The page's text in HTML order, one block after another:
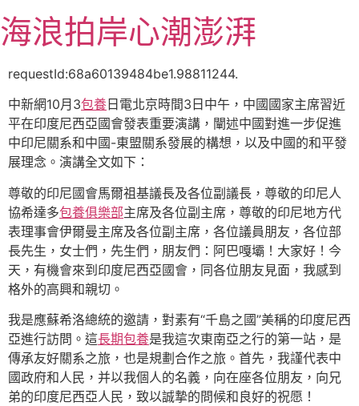
至
主
容
海浪拍岸心潮澎湃
requestId:68a60139484be1.98811244.
中新網10月3包養 日電北京時間3日中午，中國國家主席習近
平在印度尼西亞國會發表重要演講，闡述中國對進一步促進
中印尼關系和中國-東盟關系發展的構想，以及中國的和平發
展理念。演講全文如下：
尊敬的印尼國會馬爾祖基議長及各位副議長，尊敬的印尼人
協希達多包養俱樂部主席及各位副主席，尊敬的印尼地方代
表理事會伊爾曼主席及各位副主席，各位議員朋友，各位部
長先生，女士們，先生們，朋友們：阿巴嘎壩！大家好！今
天，有機會來到印度尼西亞國會，同各位朋友見面，我感到
格外的高興和親切。
我是應蘇希洛總統的邀請，對素有“千島之國”美稱的印度尼西
亞進行訪問。這長期包養是我這次東南亞之行的第一站，是
傳承友好關系之旅，也是規劃合作之旅。首先，我謹代表中
國政府和人民，并以我個人的名義，向在座各位朋友，向兄
弟的印度尼西亞人民，致以誠摯的問候和良好的祝愿！